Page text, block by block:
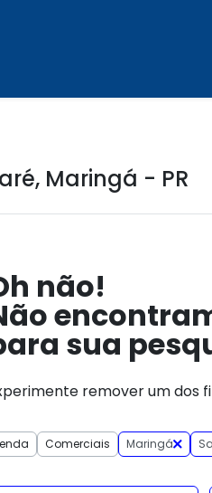
Maringá - PR
Comerciais Maringá
não!
sua
remover um dos